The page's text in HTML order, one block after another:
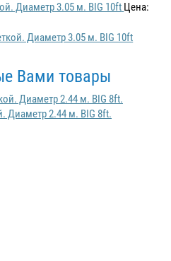
Диаметр 3.05 м. BIG 10ft Цена:
Вами товары
Диаметр 2.44 м. BIG 8ft.